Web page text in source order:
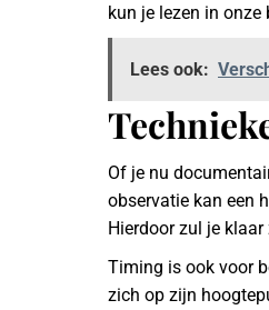
kun je lezen in onze
Lees ook:
Of je nu
observatie kan een
Hierdoor zul je
Timing is ook voor
zich op zijn